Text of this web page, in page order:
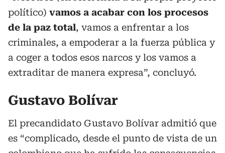
político) vamos a acabar con los procesos
de la paz total, vamos a enfrentar a los
criminales, a empoderar a la fuerza pública y
a coger a todos esos narcos y los vamos a
extraditar de manera expresa”, concluyó.
Gustavo Bolívar
El precandidato Gustavo Bolívar admitió que
es “complicado, desde el punto de vista de un